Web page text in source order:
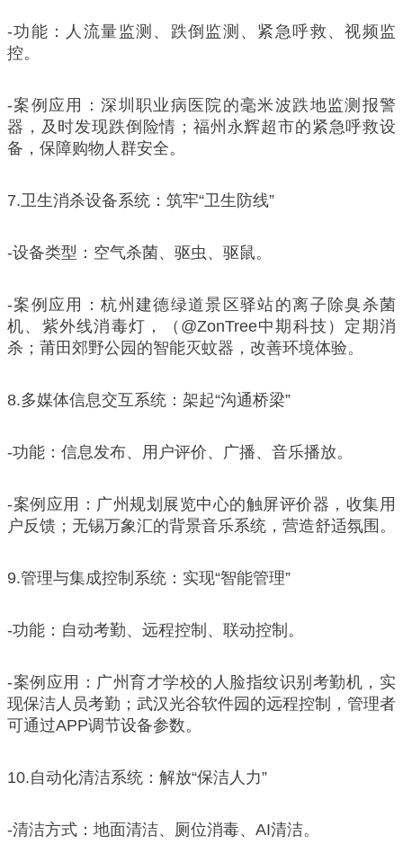
-功能：人流量监测、跌倒监测、紧急呼救、视频监
控。
-案例应用：深圳职业病医院的毫米波跌地监测报警
器，及时发现跌倒险情；福州永辉超市的紧急呼救设
备，保障购物人群安全。
7.卫生消杀设备系统：筑牢“卫生防线”
-设备类型：空气杀菌、驱虫、驱鼠。
-案例应用：杭州建德绿道景区驿站的离子除臭杀菌
机、紫外线消毒灯，（@ZonTree中期科技）定期消
杀；莆田郊野公园的智能灭蚊器，改善环境体验。
8.多媒体信息交互系统：架起“沟通桥梁”
-功能：信息发布、用户评价、广播、音乐播放。
-案例应用：广州规划展览中心的触屏评价器，收集用
户反馈；无锡万象汇的背景音乐系统，营造舒适氛围。
9.管理与集成控制系统：实现“智能管理”
-功能：自动考勤、远程控制、联动控制。
-案例应用：广州育才学校的人脸指纹识别考勤机，实
现保洁人员考勤；武汉光谷软件园的远程控制，管理者
可通过APP调节设备参数。
10.自动化清洁系统：解放“保洁人力”
-清洁方式：地面清洁、厕位消毒、AI清洁。